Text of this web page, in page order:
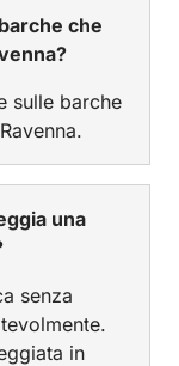
che
sulle barche
una
senza
in